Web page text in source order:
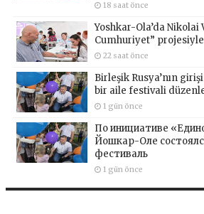
18 saat önce
Yoshkar-Ola’da Nikolai
Cumhuriyet” projesiyle
22 saat önce
Birleşik Rusya’nın
bir aile festivali
1 gün önce
По инициативе
Йошкар-Оле
фестиваль
1 gün önce